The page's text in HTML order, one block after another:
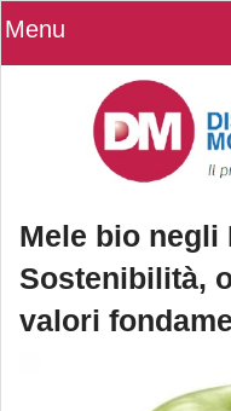
Menu
Mele bio negli
Sostenibilità,
valori